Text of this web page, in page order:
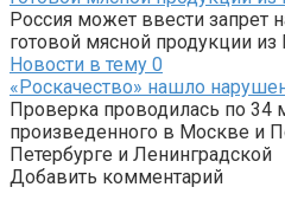
Россия может ввести запрет
готовой мясной продукции
Новости в тему 0
«Роскачество» нашло
Проверка проводилась по 34
произведенного в Москве и
Петербурге и Ленинградской
Добавить комментарий